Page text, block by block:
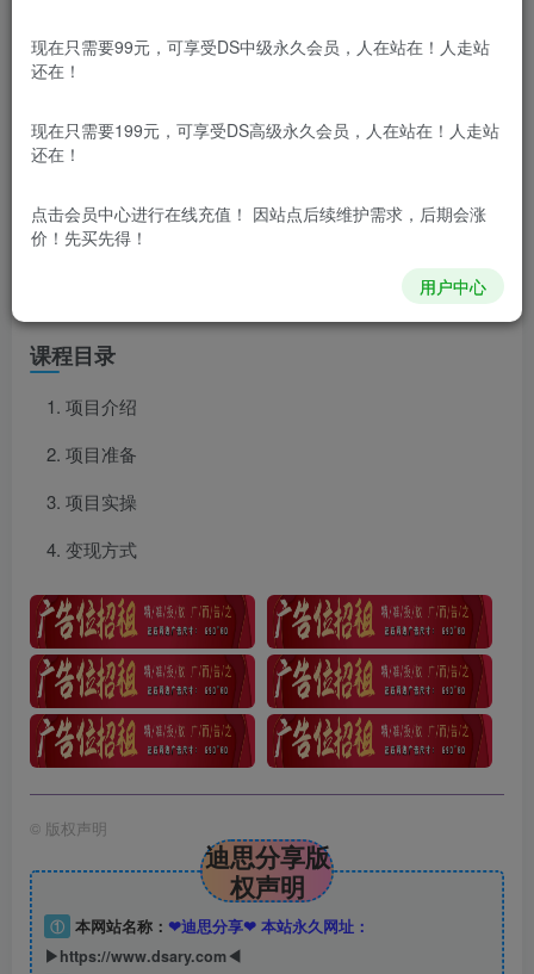
这类视频涨粉速度非常快，变现收益速度也是杠杠的
今天教大家利用Ai制作3D动画片MV，用来提升视频的
播放量。
课程目录
项目介绍
项目准备
项目实操
变现方式
© 版权声明
迪思分享版
权声明
① 本网站名称： ❤迪思分享❤ 本站永久网址：
▶https://www.dsary.com◀
现在只需要99元，可享受DS中级永久会员，人在站在！人走站
还在！
现在只需要199元，可享受DS高级永久会员，人在站在！人走站
还在！
点击会员中心进行在线充值！ 因站点后续维护需求，后期会涨
价！先买先得！
用户中心